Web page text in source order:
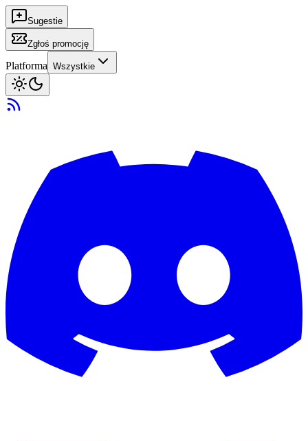
Sugestie
Zgłoś promocję
Platforma Wszystkie